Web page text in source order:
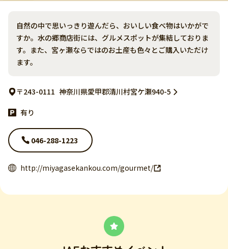
自然の中で思いっきり遊んだら、おいしい食べ物はいかがで
すか。水の郷商店街には、グルメスポットが集結しておりま
す。また、宮ヶ瀬ならではのお土産も色々とご購入いただけ
ます。
〒243-0111 神奈川県愛甲郡清川村宮ケ瀬940-5
有り
046-288-1223
http://miyagasekankou.com/gourmet/